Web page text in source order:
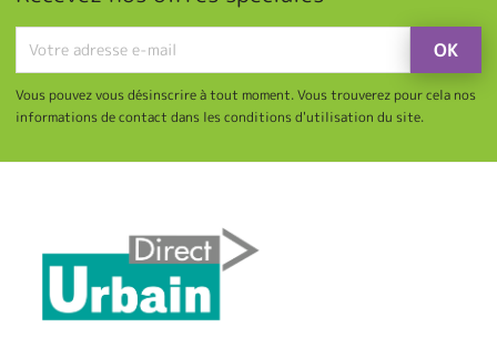
Vous pouvez vous désinscrire à tout moment. Vous trouverez pour cela nos
informations de contact dans les conditions d'utilisation du site.